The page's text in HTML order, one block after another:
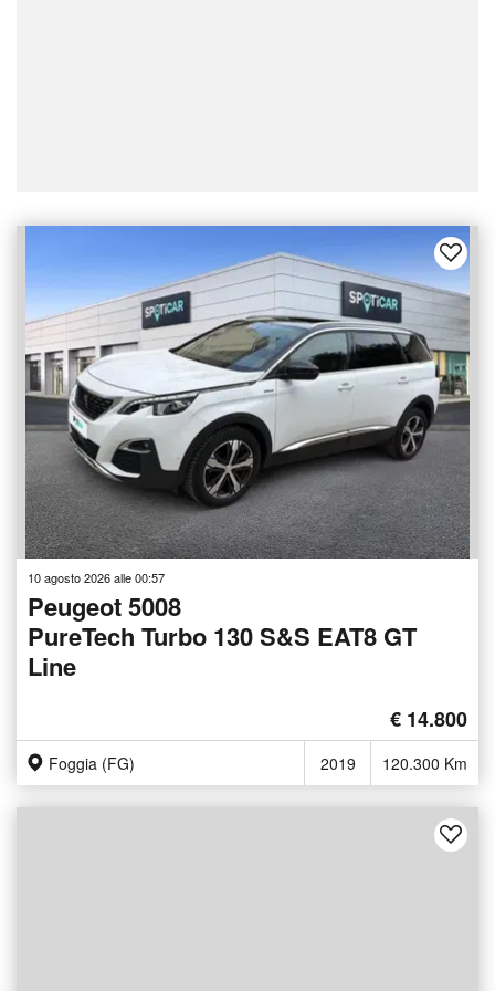
10 agosto 2026 alle 00:57
Peugeot 5008
PureTech Turbo 130 S&S EAT8 GT
Line
€ 14.800
Foggia (FG) 2019 120.300 Km